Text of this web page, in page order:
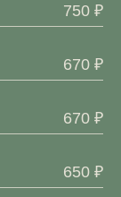
750 ₽
670 ₽
670 ₽
650 ₽